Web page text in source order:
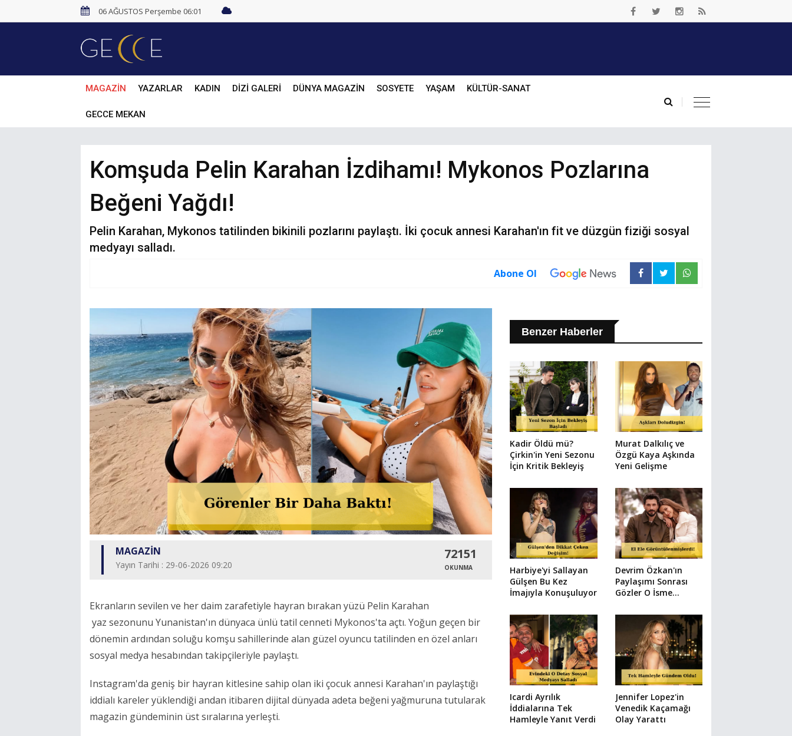
06 AĞUSTOS Perşembe 06:01
MAGAZİN YAZARLAR KADIN DİZİ GALERİ DÜNYA MAGAZİN SOSYETE YAŞAM KÜLTÜR-SANAT
GECCE MEKAN
Komşuda Pelin Karahan İzdihamı! Mykonos Pozlarına
Beğeni Yağdı!
Pelin Karahan, Mykonos tatilinden bikinili pozlarını paylaştı. İki çocuk annesi Karahan'ın fit ve düzgün fiziği sosyal
medyayı salladı.
Abone Ol
MAGAZİN
Yayın Tarihi : 29-06-2026 09:20
72151
OKUNMA
Ekranların sevilen ve her daim zarafetiyle hayran bırakan yüzü Pelin Karahan
yaz sezonunu Yunanistan'ın dünyaca ünlü tatil cenneti Mykonos'ta açtı. Yoğun geçen bir
dönemin ardından soluğu komşu sahillerinde alan güzel oyuncu tatilinden en özel anları
sosyal medya hesabından takipçileriyle paylaştı.
Instagram'da geniş bir hayran kitlesine sahip olan iki çocuk annesi Karahan'ın paylaştığı
iddialı kareler yüklendiği andan itibaren dijital dünyada adeta beğeni yağmuruna tutularak
magazin gündeminin üst sıralarına yerleşti.
Benzer Haberler
Kadir Öldü mü?
Çirkin'in Yeni Sezonu
İçin Kritik Bekleyiş
Murat Dalkılıç ve
Özgü Kaya Aşkında
Yeni Gelişme
Harbiye'yi Sallayan
Gülşen Bu Kez
İmajıyla Konuşuluyor
Devrim Özkan'ın
Paylaşımı Sonrası
Gözler O İsme
Icardi Ayrılık
İddialarına Tek
Hamleyle Yanıt Verdi
Jennifer Lopez'in
Venedik Kaçamağı
Olay Yarattı